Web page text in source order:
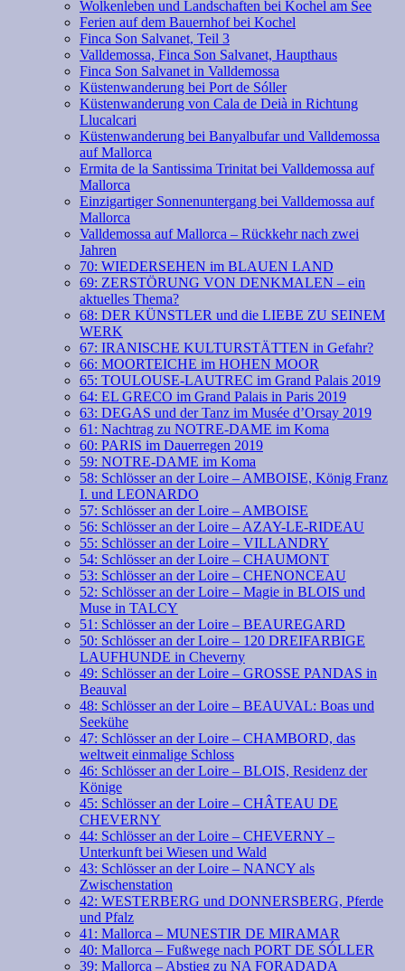
Wolkenleben und Landschaften bei Kochel am See
Ferien auf dem Bauernhof bei Kochel
Finca Son Salvanet, Teil 3
Valldemossa, Finca Son Salvanet, Haupthaus
Finca Son Salvanet in Valldemossa
Küstenwanderung bei Port de Sóller
Küstenwanderung von Cala de Deià in Richtung
Llucalcari
Küstenwanderung bei Banyalbufar und Valldemossa
auf Mallorca
Ermita de la Santissima Trinitat bei Valldemossa auf
Mallorca
Einzigartiger Sonnenuntergang bei Valldemossa auf
Mallorca
Valldemossa auf Mallorca – Rückkehr nach zwei
Jahren
70: WIEDERSEHEN im BLAUEN LAND
69: ZERSTÖRUNG VON DENKMALEN – ein
aktuelles Thema?
68: DER KÜNSTLER und die LIEBE ZU SEINEM
WERK
67: IRANISCHE KULTURSTÄTTEN in Gefahr?
66: MOORTEICHE im HOHEN MOOR
65: TOULOUSE-LAUTREC im Grand Palais 2019
64: EL GRECO im Grand Palais in Paris 2019
63: DEGAS und der Tanz im Musée d’Orsay 2019
61: Nachtrag zu NOTRE-DAME im Koma
60: PARIS im Dauerregen 2019
59: NOTRE-DAME im Koma
58: Schlösser an der Loire – AMBOISE, König Franz
I. und LEONARDO
57: Schlösser an der Loire – AMBOISE
56: Schlösser an der Loire – AZAY-LE-RIDEAU
55: Schlösser an der Loire – VILLANDRY
54: Schlösser an der Loire – CHAUMONT
53: Schlösser an der Loire – CHENONCEAU
52: Schlösser an der Loire – Magie in BLOIS und
Muse in TALCY
51: Schlösser an der Loire – BEAUREGARD
50: Schlösser an der Loire – 120 DREIFARBIGE
LAUFHUNDE in Cheverny
49: Schlösser an der Loire – GROSSE PANDAS in
Beauval
48: Schlösser an der Loire – BEAUVAL: Boas und
Seekühe
47: Schlösser an der Loire – CHAMBORD, das
weltweit einmalige Schloss
46: Schlösser an der Loire – BLOIS, Residenz der
Könige
45: Schlösser an der Loire – CHÂTEAU DE
CHEVERNY
44: Schlösser an der Loire – CHEVERNY –
Unterkunft bei Wiesen und Wald
43: Schlösser an der Loire – NANCY als
Zwischenstation
42: WESTERBERG und DONNERSBERG, Pferde
und Pfalz
41: Mallorca – MUNESTIR DE MIRAMAR
40: Mallorca – Fußwege nach PORT DE SÓLLER
39: Mallorca – Abstieg zu NA FORADADA